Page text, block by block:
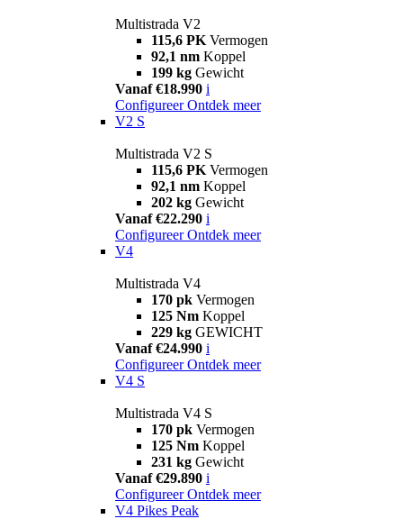
Multistrada V2
115,6 PK Vermogen
92,1 nm Koppel
199 kg Gewicht
Vanaf €18.990 i
Configureer Ontdek meer
V2 S
Multistrada V2 S
115,6 PK Vermogen
92,1 nm Koppel
202 kg Gewicht
Vanaf €22.290 i
Configureer Ontdek meer
V4
Multistrada V4
170 pk Vermogen
125 Nm Koppel
229 kg GEWICHT
Vanaf €24.990 i
Configureer Ontdek meer
V4 S
Multistrada V4 S
170 pk Vermogen
125 Nm Koppel
231 kg Gewicht
Vanaf €29.890 i
Configureer Ontdek meer
V4 Pikes Peak